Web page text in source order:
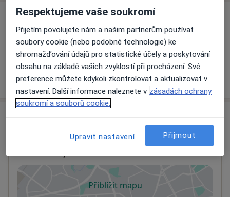
Ceník
Informace o službách a cenách nejsou k dispozici
Tento specialista ještě nepřidával žádné informace o
svých službách.
Ortopedická ambulance
Přiblížit mapuse otevře v nové záložce
Respektujeme vaše soukromí
Přijetím povolujete nám a našim partnerům používat
soubory cookie (nebo podobné technologie) ke
shromažďování údajů pro statistické účely a poskytování
obsahu na základě vašich zvyklostí při procházení. Své
preference můžete kdykoli zkontrolovat a aktualizovat v
nastavení. Další informace naleznete v zásadách ochrany
soukromí a souborů cookie.
Upravit nastavení Přijmout